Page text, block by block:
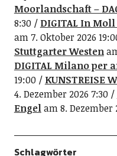
Moorlandschaft –
8:30
DIGITAL In
am 7. Oktober 2026
Stuttgarter Westen
DIGITAL Milano per
19:00
KUNSTREISE
4. Dezember 2026 7:30
Engelam 8. Dezember
Schlagwörter